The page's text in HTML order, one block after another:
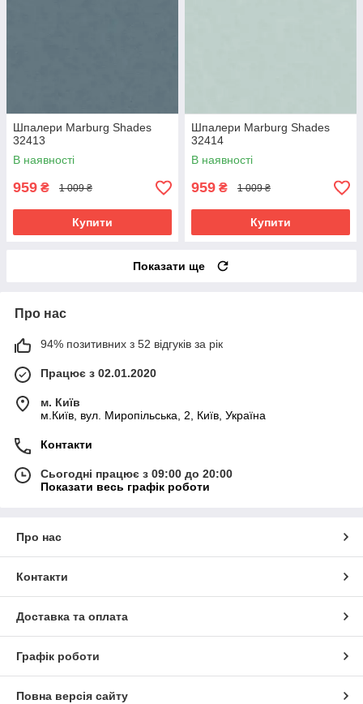
Шпалери Marburg Shades
32413
В наявності
959 ₴ 1 009 ₴
Купити
Шпалери Marburg Shades
32414
В наявності
959 ₴ 1 009 ₴
Купити
Показати ще
Про нас
94% позитивних з 52 відгуків за рік
Працює з 02.01.2020
м. Київ
м.Київ, вул. Миропільська, 2, Київ, Україна
Контакти
Сьогодні працює з 09:00 до 20:00
Показати весь графік роботи
Про нас
Контакти
Доставка та оплата
Графік роботи
Повна версія сайту